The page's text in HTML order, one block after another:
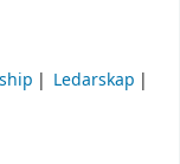
Ledarskap